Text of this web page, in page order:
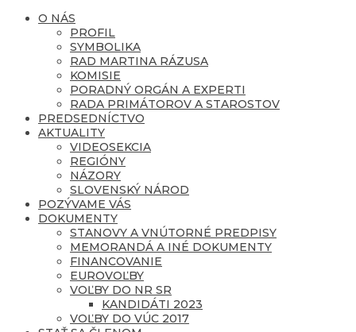
O NÁS
PROFIL
SYMBOLIKA
RAD MARTINA RÁZUSA
KOMISIE
PORADNÝ ORGÁN A EXPERTI
RADA PRIMÁTOROV A STAROSTOV
PREDSEDNÍCTVO
AKTUALITY
VIDEOSEKCIA
REGIÓNY
NÁZORY
SLOVENSKÝ NÁROD
POZÝVAME VÁS
DOKUMENTY
STANOVY A VNÚTORNÉ PREDPISY
MEMORANDÁ A INÉ DOKUMENTY
FINANCOVANIE
EUROVOĽBY
VOĽBY DO NR SR
KANDIDÁTI 2023
VOĽBY DO VÚC 2017